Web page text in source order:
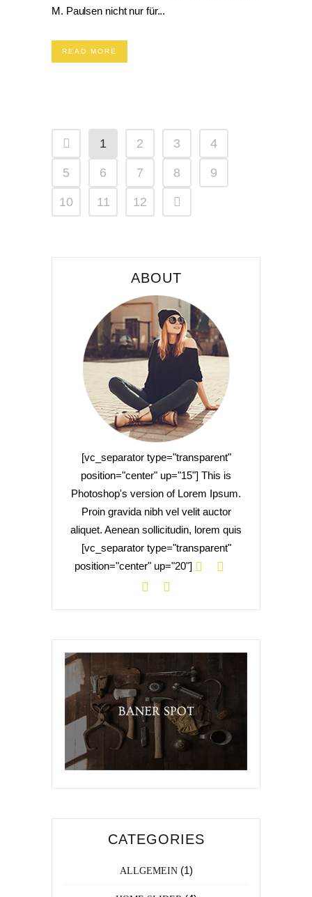
M. Paulsen nicht nur für...
READ MORE
1 2 3 4
5 6 7 8 9
10 11 12
ABOUT
[vc_separator type="transparent"
position="center" up="15"] This is
Photoshop's version of Lorem Ipsum.
Proin gravida nibh vel velit auctor
aliquet. Aenean sollicitudin, lorem quis
[vc_separator type="transparent"
position="center" up="20"]
CATEGORIES
ALLGEMEIN(1)